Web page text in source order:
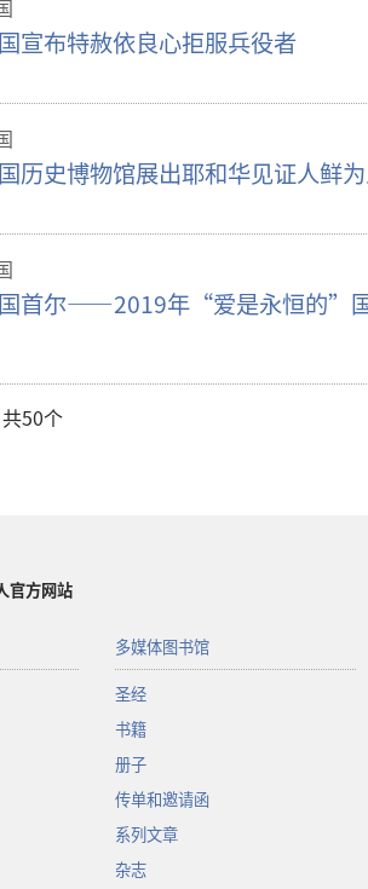
宣布特赦依良心拒服兵役者
历史博物馆展出耶和华见证人鲜
首尔——2019年“爱是永恒的”
50个
官方网站
多媒体图书馆
圣经
书籍
册子
传单和邀请函
系列文章
杂志